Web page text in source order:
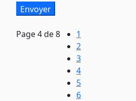
Page4de 8
1
2
3
4
5
6